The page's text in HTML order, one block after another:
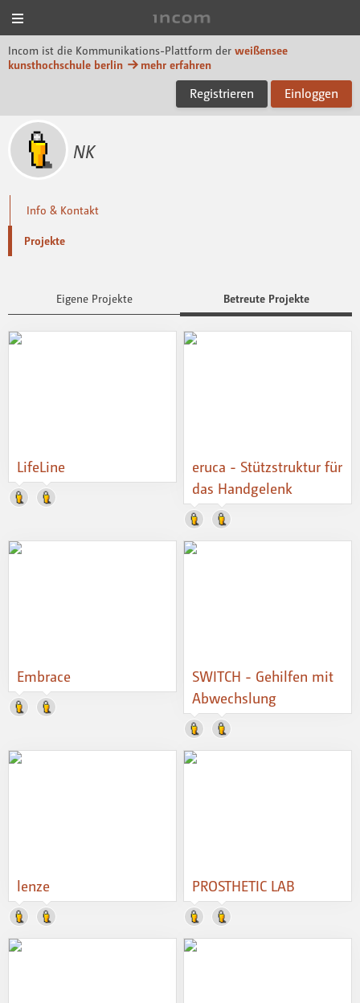
Incom ist die Kommunikations-Plattform der weißensee
kunsthochschule berlin
mehr erfahren
Registrieren Einloggen
NK
Info & Kontakt
Projekte
Eigene Projekte Betreute Projekte
LifeLine
eruca - Stützstruktur für
das Handgelenk
Embrace
SWITCH - Gehilfen mit
Abwechslung
lenze PROSTHETIC LAB